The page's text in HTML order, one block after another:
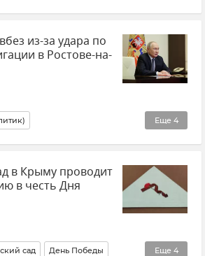
Новости Крыма Крым
из-за удара по
в Ростове-на-
Еще 4
Россия Новости
в Крыму проводит
в честь Дня
Еще 4
сад День Победы